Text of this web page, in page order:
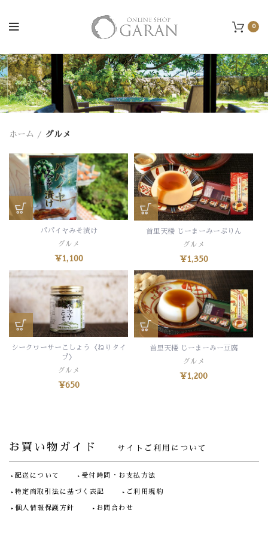
0
ホーム グルメ
パパイヤみそ漬け
グルメ
¥1,100
首里天楼 じーまーみーぷりん
グルメ
¥1,350
シークヮーサーこしょう〈ねりタイ
プ〉
グルメ
¥650
首里天楼 じーまーみー豆腐
グルメ
¥1,200
お買い物ガイド サイトご利用について
配送について 受付時間・お支払方法
特定商取引法に基づく表記 ご利用規約
個人情報保護方針 お問合わせ